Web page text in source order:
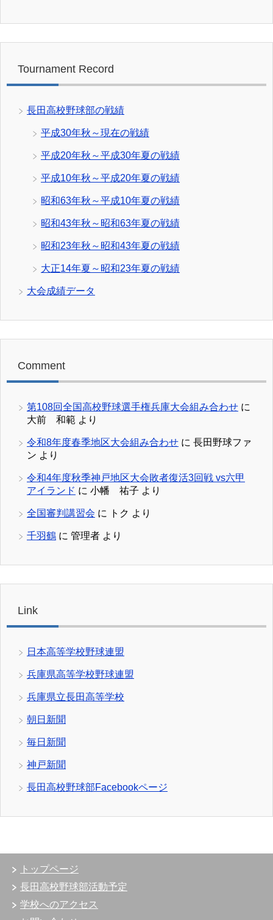
Tournament Record
長田高校野球部の戦績
平成30年秋～現在の戦績
平成20年秋～平成30年夏の戦績
平成10年秋～平成20年夏の戦績
昭和63年秋～平成10年夏の戦績
昭和43年秋～昭和63年夏の戦績
昭和23年秋～昭和43年夏の戦績
大正14年夏～昭和23年夏の戦績
大会成績データ
Comment
第108回全国高校野球選手権兵庫大会組み合わせ に
大前 和範 より
令和8年度春季地区大会組み合わせ に 長田野球ファ
ン より
令和4年度秋季神戸地区大会敗者復活3回戦 vs六甲
アイランド に 小幡 祐子 より
全国審判講習会 に トク より
千羽鶴 に 管理者 より
Link
日本高等学校野球連盟
兵庫県高等学校野球連盟
兵庫県立長田高等学校
朝日新聞
毎日新聞
神戸新聞
長田高校野球部Facebookページ
トップページ
長田高校野球部活動予定
学校へのアクセス